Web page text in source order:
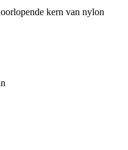
kern van nylon